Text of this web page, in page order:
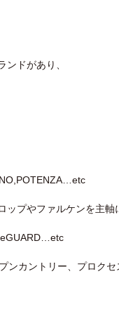
ンドがあり、
ップやファルケンを主
ンカントリー、プロク